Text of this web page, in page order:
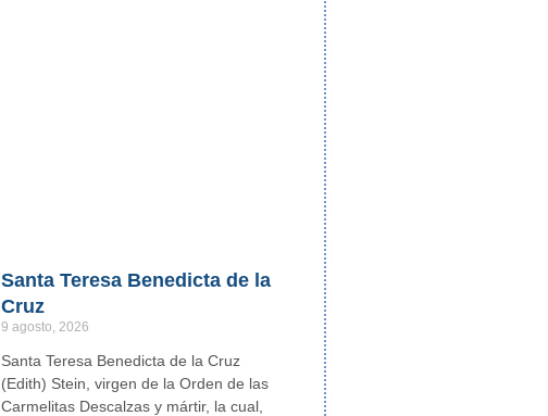
Santa Teresa Benedicta de la
Cruz
9 agosto, 2026
Santa Teresa Benedicta de la Cruz
(Edith) Stein, virgen de la Orden de las
Carmelitas Descalzas y mártir, la cual,